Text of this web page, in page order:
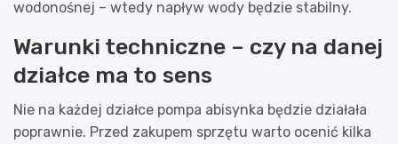
wodonośnej – wtedy napływ wody będzie stabilny.
Warunki techniczne – czy na danej
działce ma to sens
Nie na każdej działce pompa abisynka będzie działała
poprawnie. Przed zakupem sprzętu warto ocenić kilka